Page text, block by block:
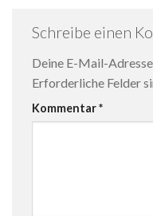
Schreibe einen
Deine E-Mail-
Erforderliche Felder
Kommentar*